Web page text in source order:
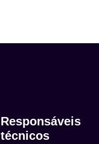
Responsáveis
técnicos